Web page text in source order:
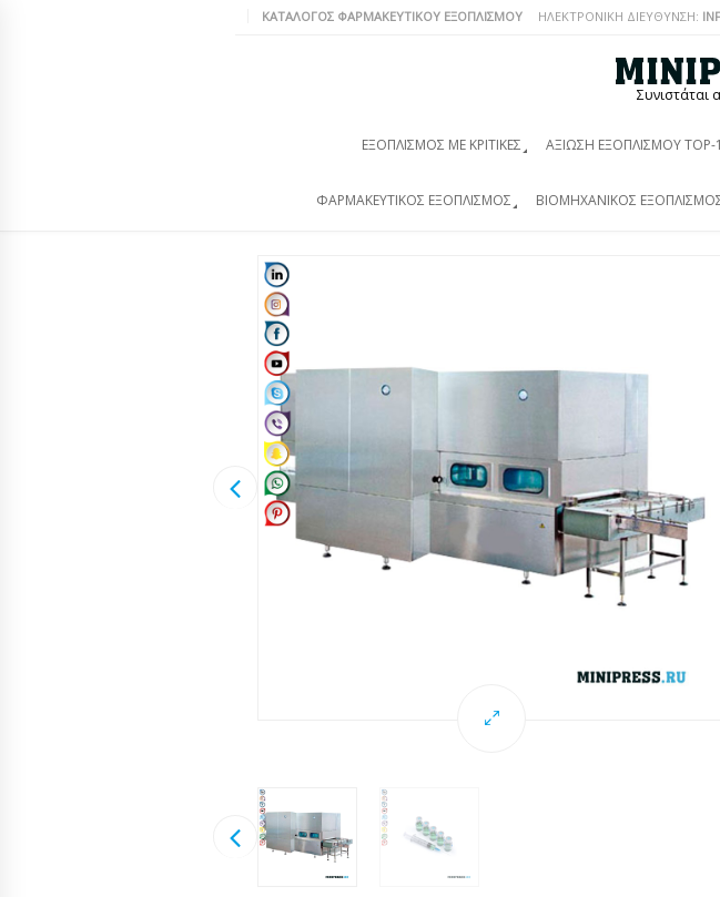
ΚΑΤΆΛΟΓΟΣ ΦΑΡΜΑΚΕΥΤΙΚΟΎ ΕΞΟΠΛΙΣΜΟΎ ΗΛΕΚΤΡΟΝΙΚΗ ΔΙΕΥΘΥΝΣΗ:
Συνιστάται
ΕΞΟΠΛΙΣΜΌΣ ΜΕ ΚΡΙΤΙΚΈΣ ΑΞΊΩΣΗ ΕΞΟΠΛΙΣΜΟΎ TOP-
ΦΑΡΜΑΚΕΥΤΙΚΌΣ ΕΞΟΠΛΙΣΜΌΣ ΒΙΟΜΗΧΑΝΙΚΌΣ